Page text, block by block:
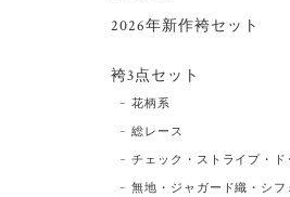
2026年新作袴セット
袴3点セット
花柄系
総レース
チェック・ストライプ・ド
無地・ジャガード織・シフ